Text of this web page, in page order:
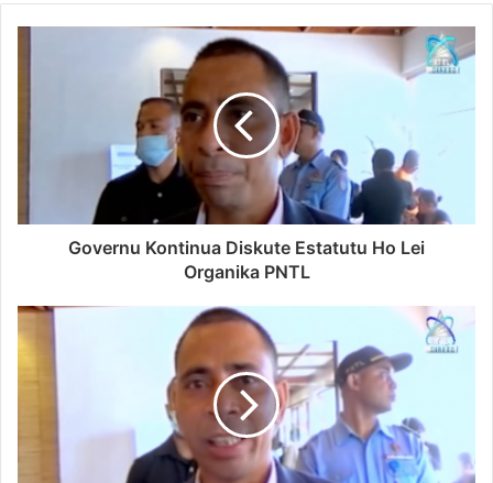
Governu Kontinua Diskute Estatutu Ho Lei
Organika PNTL